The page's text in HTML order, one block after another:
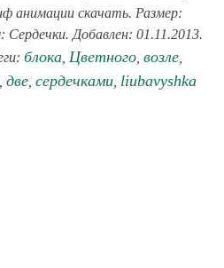
анимации скачать. Размер:
Сердечки. Добавлен: 01.11.2013.
блока Цветного возле
две сердечками liubavyshka